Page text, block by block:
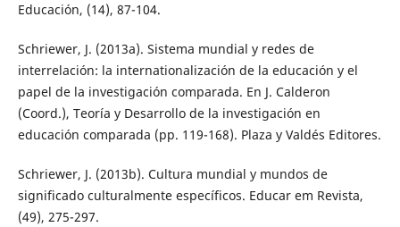
Educación, (14), 87-104.
Schriewer, J. (2013a). Sistema mundial y redes de
interrelación: la internationalización de la educación y el
papel de la investigación comparada. En J. Calderon
(Coord.), Teoría y Desarrollo de la investigación en
educación comparada (pp. 119-168). Plaza y Valdés Editores.
Schriewer, J. (2013b). Cultura mundial y mundos de
significado culturalmente específicos. Educar em Revista,
(49), 275-297.